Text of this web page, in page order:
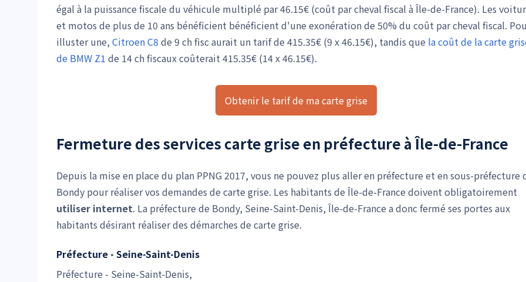
égal à la puissance fiscale du véhicule multiplé par 46.15€ (coût par cheval fiscal à Île-de-France). Les
et motos de plus de 10 ans bénéficient bénéficient d'une exonération de 50% du coût par cheval fiscal.
illuster une, Citroen C8 de 9 ch fisc aurait un tarif de 415.35€ (9 x 46.15€), tandis que la coût de la carte
de BMW Z1 de 14 ch fiscaux coûterait 415.35€ (14 x 46.15€).
Obtenir le tarif de ma carte grise
Fermeture des services carte grise en préfecture à Île-de-France
Depuis la mise en place du plan PPNG 2017, vous ne pouvez plus aller en préfecture et en sous-préfecture
Bondy pour réaliser vos demandes de carte grise. Les habitants de Île-de-France doivent obligatoirement
utiliser internet. La préfecture de Bondy, Seine-Saint-Denis, Île-de-France a donc fermé ses portes aux
habitants désirant réaliser des démarches de carte grise.
Préfecture - Seine-Saint-Denis
Préfecture - Seine-Saint-Denis,